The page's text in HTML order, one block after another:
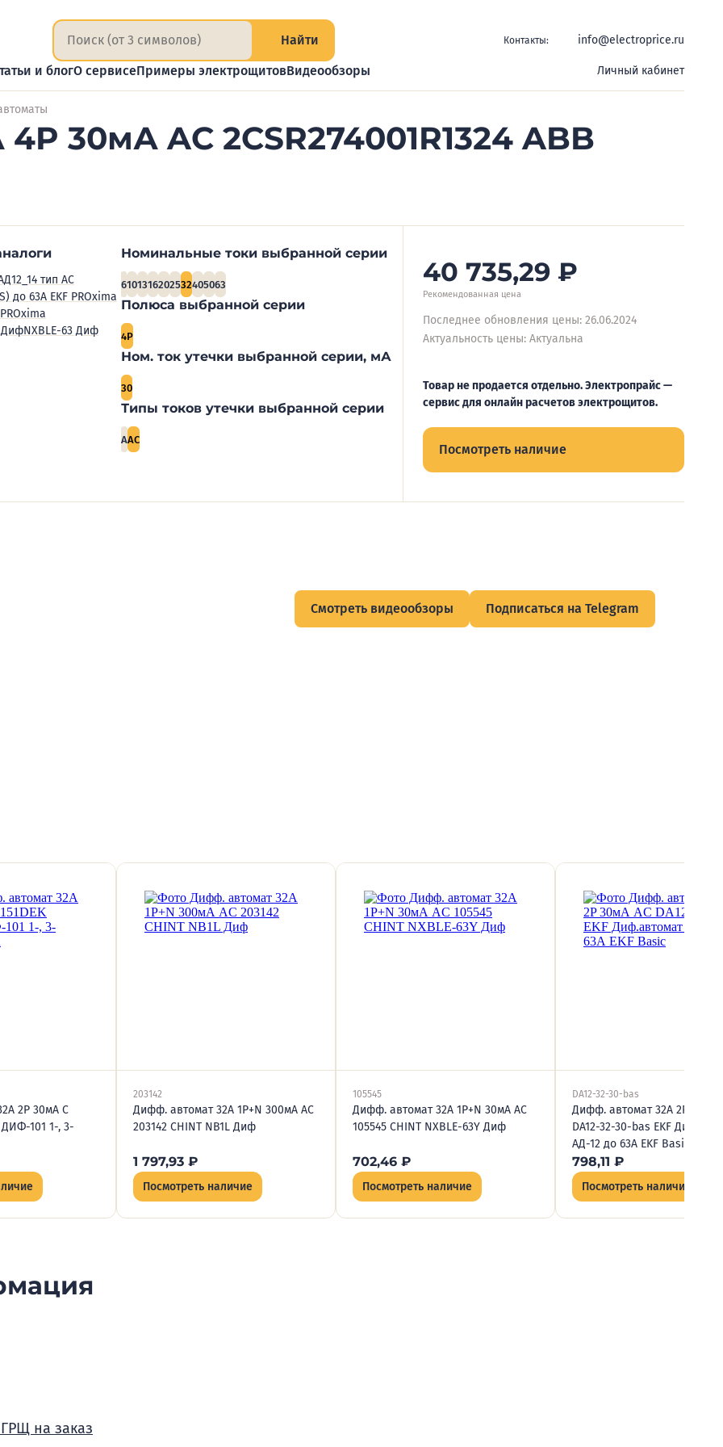
Найти Контакты: info@electroprice.ru
и блогО сервисеПримеры электрощитовВидеообзоры Личный кабинет
30мА AC 2CSR274001R1324 ABB
тип AC
до 63А EKF PROxima
ДифNXBLE-63 Диф
Номинальные токи выбранной серии
6101316202532405063
Полюса выбранной серии
4P
Ном. ток утечки выбранной серии, мА
30
Типы токов утечки выбранной серии
AAC
40 735,29 ₽
Рекомендованная цена
Последнее обновления цены: 26.06.2024
Актуальность цены: Актуальна
Товар не продается отдельно. Электропрайс —
сервис для онлайн расчетов электрощитов.
Посмотреть наличие
Смотреть видеообзоры Подписаться на Telegram
2P 30мА C
ДИФ-101 1-, 3-
203142
Дифф. автомат 32А 1P+N 300мА AC
203142 CHINT NB1L Диф
1 797,93 ₽
Посмотреть наличие
105545
Дифф. автомат 32А 1P+N 30мА AC
105545 CHINT NXBLE-63Y Диф
702,46 ₽
Посмотреть наличие
DA12-32-30-bas
Дифф. автомат 32А 2P 30мА
DA12-32-30-bas EKF
АД-12 до 63А EKF Basic
798,11 ₽
Посмотреть наличие
на заказ